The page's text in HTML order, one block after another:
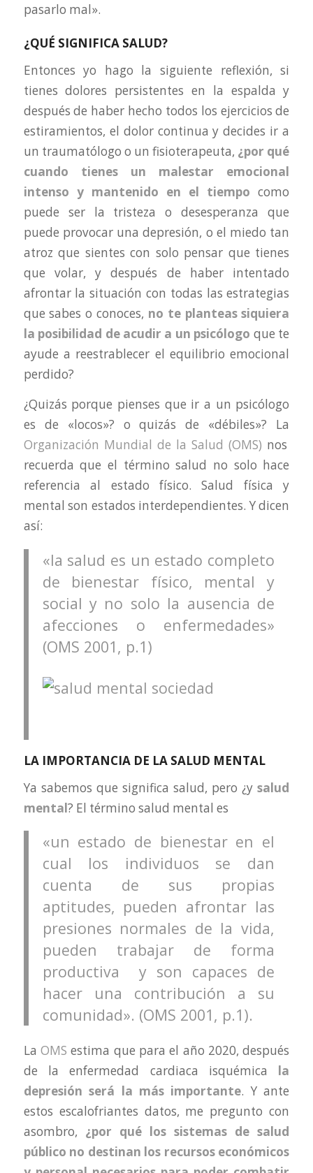
pasarlo mal».
¿QUÉ SIGNIFICA SALUD?
Entonces yo hago la siguiente reflexión, si
tienes dolores persistentes en la espalda y
después de haber hecho todos los ejercicios de
estiramientos, el dolor continua y decides ir a
un traumatólogo o un fisioterapeuta, ¿por qué
cuando tienes un malestar emocional
intenso y mantenido en el tiempo como
puede ser la tristeza o desesperanza que
puede provocar una depresión, o el miedo tan
atroz que sientes con solo pensar que tienes
que volar, y después de haber intentado
afrontar la situación con todas las estrategias
que sabes o conoces, no te planteas siquiera
la posibilidad de acudir a un psicólogo que te
ayude a reestrablecer el equilibrio emocional
perdido?
¿Quizás porque pienses que ir a un psicólogo
es de «locos»? o quizás de «débiles»? La
Organización Mundial de la Salud (OMS) nos
recuerda que el término salud no solo hace
referencia al estado físico. Salud física y
mental son estados interdependientes. Y dicen
así:
«la salud es un estado completo
de bienestar físico, mental y
social y no solo la ausencia de
afecciones o enfermedades»
(OMS 2001, p.1)
LA IMPORTANCIA DE LA SALUD MENTAL
Ya sabemos que significa salud, pero ¿ysalud
mental? El término salud mental es
«un estado de bienestar en el
cual los individuos se dan
cuenta de sus propias
aptitudes, pueden afrontar las
presiones normales de la vida,
pueden trabajar de forma
productiva y son capaces de
hacer una contribución a su
comunidad». (OMS 2001, p.1).
La OMS estima que para el año 2020, después
de la enfermedad cardiaca isquémica la
depresión será la más importante. Y ante
estos escalofriantes datos, me pregunto con
asombro, ¿por qué los sistemas de salud
público no destinan los recursos económicos